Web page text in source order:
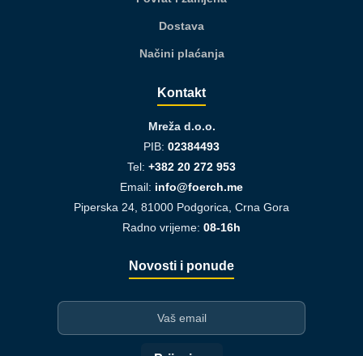
Dostava
Načini plaćanja
Kontakt
Mreža d.o.o.
PIB: 02384493
Tel: +382 20 272 953
Email: info@foerch.me
Piperska 24, 81000 Podgorica, Crna Gora
Radno vrijeme: 08-16h
Novosti i ponude